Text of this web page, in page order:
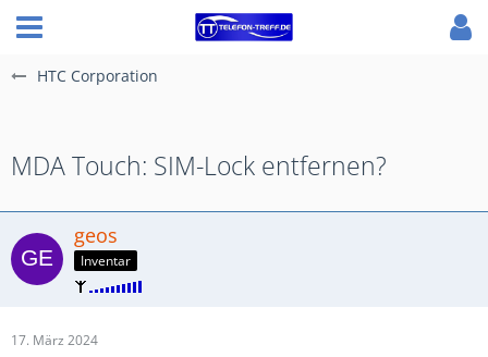
HTC Corporation
MDA Touch: SIM-Lock entfernen?
geos
Inventar
17. März 2024